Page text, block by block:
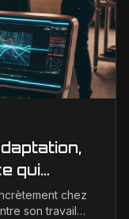
qui
Scuderia
chez
son travail